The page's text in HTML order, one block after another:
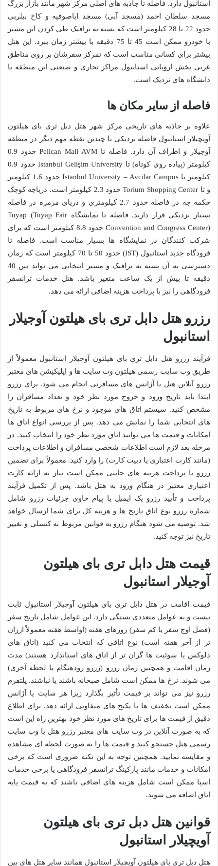
استانبول دارد. فاصله تا جاذبه های اصلی مرکز شهر مانند بازار بزرگ
مسجد سلطان احمد (مسجد آبی) مسجد ایاصوفیه و کاخ بیلربی
حدود 22 تا 28 کیلومتر است که بسته به ترافیک طی کردن این مسیر
با خودرو ممکن است 45 تا 75 دقیقه یا بیشتر زمان ببرد. این هتل
بیشتر برای کسانی مناسب است که تمرکز سفرشان بر روی مناطق
غربی بخش اروپایی استانبول مراکز تجاری و صنعتی این منطقه یا
دانشگاه های نزدیک است.
فاصله از سایر مکان ها
علاوه بر جاذبه های تاریخی مرکز شهر هتل دبل تری بای هیلتون
آویچیلار استانبول فاصله نزدیکی با چندین نقطه مهم دیگر در منطقه
آوجیلار و اطراف آن دارد. فاصله تا Pelican Mall AVM حدود 0.9
کیلومتر (پیاده روی کوتاه) تا Istanbul Gelişim University حدود 0.9
کیلومتر تا Istanbul University – Avcilar Campus حدود 1.6 کیلومتر
و تا Torium Shopping Center حدود 2.3 کیلومتر است. دریاچه کوچک
چکمه جه در فاصله حدود 2.7 کیلومتری و دریای مرمره در فاصله
بسیار نزدیکی قرار دارند. فاصله تا نمایشگاه Tuyap (Tuyap Fair
Convention and Congress Center) حدود 8.8 کیلومتر است که برای
شرکت کنندگان در نمایشگاه ها بسیار مناسب است. فاصله تا
فرودگاه جدید استانبول (IST) حدود 50 تا 70 کیلومتر است که زمان
دسترسی به آن بسته به ترافیک و مسیر انتخابی می تواند بین 40
دقیقه تا بیش از یک ساعت متغیر باشد. هتل خدمات ترانسفر
فرودگاهی را نیز با پرداخت هزینه اضافی ارائه می دهد.
رزرو هتل دابل تری بای هیلتون آوجیلار
استانبول
فرآیند رزرو هتل دابل تری بای هیلتون آوجیلار استانبول معمولاً از
طریق وب سایت رسمی هیلتون وب سایت ها و اپلیکیشن های معتبر
رزرو آنلاین هتل یا آژانس های مسافرتی انجام می شود. برای رزرو
ابتدا باید تاریخ ورود و خروج مورد نظر خود و تعداد مسافران را
مشخص کنید. سیستم اتاق های موجود و نرخ های مربوط به تاریخ
های انتخابی شما را نمایش می دهد. پس از بررسی انواع اتاق ها
امکانات و قیمت ها می توانید اتاق مورد نظر خود را انتخاب کنید. در
مرحله بعد لازم است اطلاعات شخصی مسافران و اطلاعات پرداخت
(مانند کارت اعتباری یا دبیت کارت) را وارد کنید. معمولاً برای تضمین
رزرو یا پرداخت هزینه های جانبی ممکن است نیاز به ارائه کارت
اعتباری معتبر در هنگام ورود به هتل باشد. پس از تکمیل فرآیند
پرداخت و تأیید رزرو یک ایمیل یا پیام حاوی جزئیات رزرو شامل
شماره رزرو نوع اتاق تاریخ ها و هزینه کل برای شما ارسال خواهد
شد. توصیه می شود هنگام رزرو به قوانین مربوط به کنسلی و تغییر
تاریخ نیز توجه کنید.
قیمت هتل دابل تری بای هیلتون
آوجیلار استانبول
قیمت اقامت در هتل دابل تری بای هیلتون آوجیلار استانبول ثابت
نیست و به عوامل متعددی بستگی دارد. این عوامل شامل تاریخ سفر
(فصل اوج سفر یا کم سفر) روزهای هفته (اواسط هفته معمولاً ارزان
تر از آخر هفته است) نوع اتاقی که انتخاب می کنید (اتاق های
دلوکس یا سوئیت ها گران تر از اتاق های استاندارد هستند) مدت
زمان اقامت و همچنین زمان رزرو (رزرو زودهنگام یا لحظه آخری)
می شوند. نرخ ها ممکن است شامل صبحانه باشند یا نباشند. پلتفرم
رزرو نیز می تواند بر قیمت تأثیر بگذارد زیرا هر سایت یا آژانس
ممکن است تخفیف ها یا پکیج های متفاوتی ارائه دهد. برای اطلاع
دقیق از قیمت ها برای تاریخ های مورد نظر خود بهترین راه این است
که به صورت آنلاین در وب سایت های معتبر رزرو هتل یا وب سایت
رسمی هتل جستجو کنید و قیمت ها را به صورت لحظه ای مشاهده
و مقایسه نمایید. همچنین توجه به این نکته ضروری است که برخی
امکانات و خدمات مانند پارکینگ ترانسفر فرودگاهی یا برخی خدمات
اسپا ممکن است شامل هزینه های اضافی باشند که به قیمت پایه
اتاق اضافه می شوند.
قوانین هتل دبل تری بای هیلتون
آویچیلار استانبول
هتل دبل تری بای هیلتون آویچیلار استانبول همانند سایر هتل های بین